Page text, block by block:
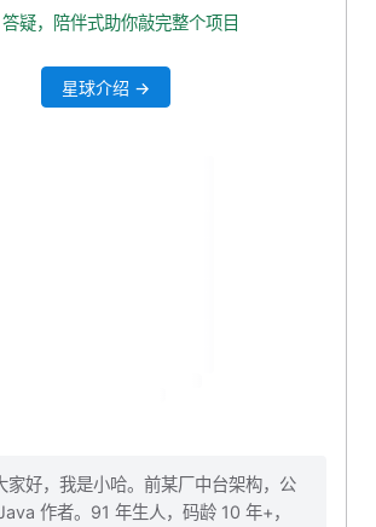
务层添加获取 Select 列表方法
疑，陪伴式助你敲完整个项目
星球介绍 →
家好，我是小哈。前某厂中台架构，公
作者。91 年生人，码龄 10 年+，